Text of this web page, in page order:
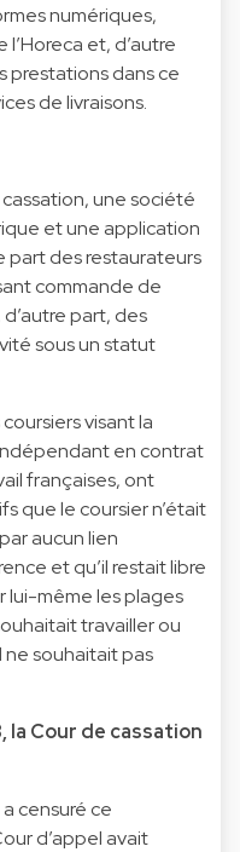
numériques,
et, d’autre
prestations dans ce
de livraisons.
cassation, une société
et une application
part des restaurateurs
commande de
part, des
sous un statut
visant la
en contrat
françaises, ont
que le coursier n’était
aucun lien
et qu’il restait libre
lui-même les plages
travailler ou
ne souhaitait pas
la Cour de cassation
censuré ce
d’appel avait